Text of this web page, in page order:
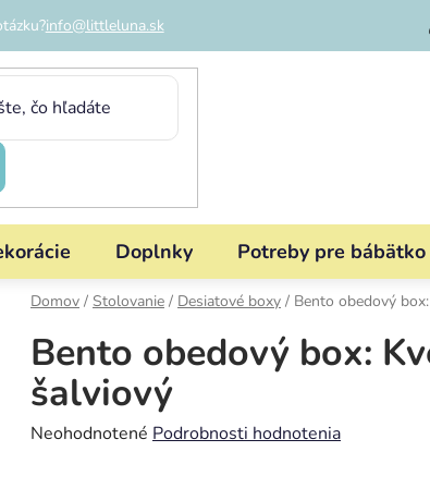
info@littleluna.sk
Doplnky Potreby pre bábätko
Domov / Stolovanie / Desiatové boxy / Bento obedový
Bento obedový box:
šalviový
Priemerné
Neohodnotené Podrobnosti hodnotenia